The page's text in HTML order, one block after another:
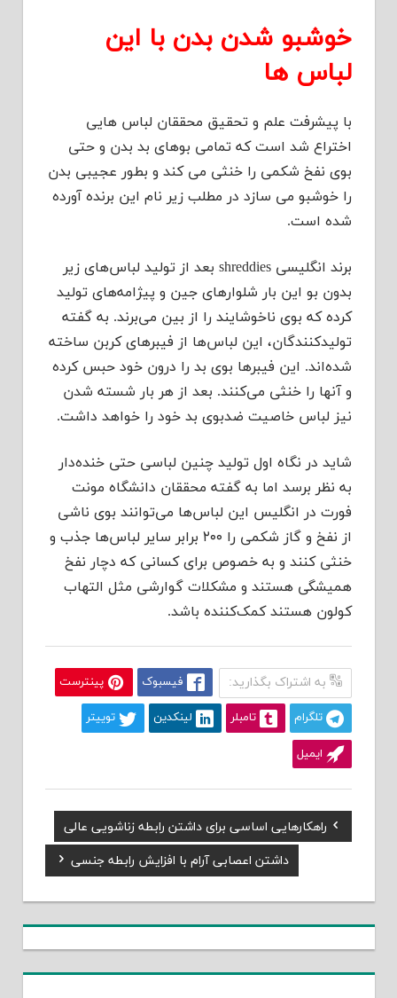
خوشبو شدن بدن با این
لباس ها
با پیشرفت علم و تحقیق محققان لباس هایی
اختراع شد است که تمامی بوهای بد بدن و حتی
بوی نفخ شکمی را خنثی می کند و بطور عجیبی بدن
را خوشبو می سازد در مطلب زیر نام این برنده آورده
شده است.
برند انگلیسی shreddies بعد از تولید لباس‌های زیر
بدون بو این بار شلوارهای جین و پیژامه‌های تولید
کرده که بوی ناخوشایند را از بین می‌برند. به گفته
تولیدکنندگان، این لباس‌ها از فیبرهای کربن ساخته
شده‌اند. این فیبرها بوی بد را درون خود حبس کرده
و آنها را خنثی می‌کنند. بعد از هر بار شسته شدن
نیز لباس خاصیت ضدبوی بد خود را خواهد داشت.
شاید در نگاه اول تولید چنین لباسی حتی خنده‌دار
به نظر برسد اما به گفته محققان دانشگاه مونت
فورت در انگلیس این لباس‌ها می‌توانند بوی ناشی
از نفخ و گاز شکمی را ۲۰۰ برابر سایر لباس‌ها جذب و
خنثی کنند و به خصوص برای کسانی که دچار نفخ
همیشگی هستند و مشکلات گوارشی مثل التهاب
کولون هستند کمک‌کننده باشد.
به اشتراک بگذارید: فیسبوک پینترست
تلگرام تامبلر لینکدین توییتر
ایمیل
راهبری
نوشته
Previous
Post:
راهکارهایی اساسی برای داشتن رابطه زناشویی عالی
Next
Post:
داشتن اعصابی آرام با افزایش رابطه جنسی